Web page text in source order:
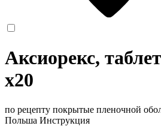
Аксиорекс,
x20
по рецепту покрытые пленочной
Польша Инструкция